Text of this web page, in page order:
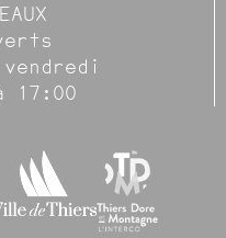
17:00